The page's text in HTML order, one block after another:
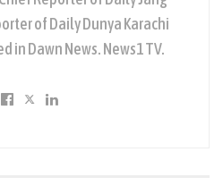
of Daily Dunya Karachi
in Dawn News. News1 TV.